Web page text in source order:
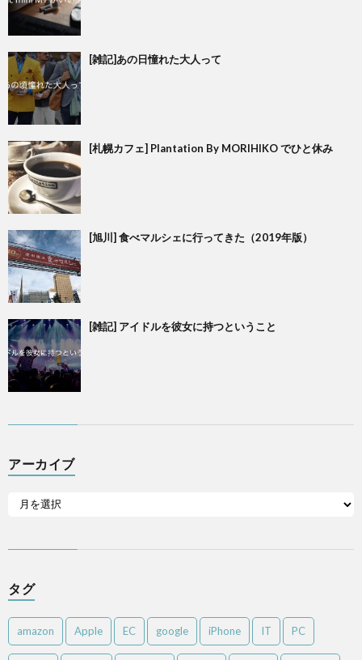
[雑記]あの日憧れた大人って
[札幌カフェ] Plantation By MORIHIKO でひと休み
[旭川] 食べマルシェに行ってきた（2019年版）
[雑記] アイドルを彼女に持つということ
アーカイブ
タグ
amazon Apple EC google iPhone IT PC